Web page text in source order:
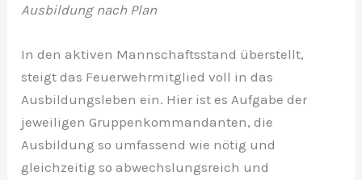
Ausbildung nach Plan
In den aktiven Mannschaftsstand überstellt,
steigt das Feuerwehrmitglied voll in das
Ausbildungsleben ein. Hier ist es Aufgabe der
jeweiligen Gruppenkommandanten, die
Ausbildung so umfassend wie nötig und
gleichzeitig so abwechslungsreich und